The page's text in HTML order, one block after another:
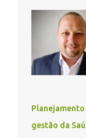
Araraquara.
Artesp, a
meio do
havia um
um caminhão.
encontraram
gestão da